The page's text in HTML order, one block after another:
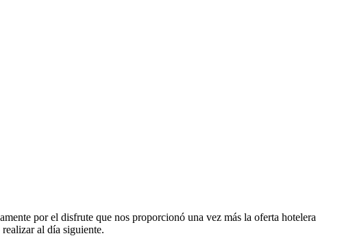
por el disfrute que nos proporcionó una vez más la oferta hotelera
al día siguiente.